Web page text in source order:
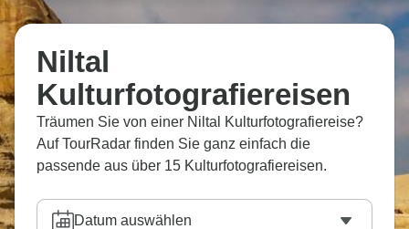
Niltal
Kulturfotografiereisen
Träumen Sie von einer Niltal Kulturfotografiereise?
Auf TourRadar finden Sie ganz einfach die
passende aus über 15 Kulturfotografiereisen.
Datum auswählen